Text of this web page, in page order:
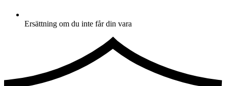
Ersättning om du inte får din vara